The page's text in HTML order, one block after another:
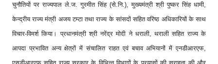
चुनौतियों पर राज्यपाल ले.ज. गुरमीत सिंह (से.नि.), मुख्यमंत्री श्री पुष्कर सिंह धामी,
केन्द्रीय राज्य मंत्री अजय टम्टा तथा राज्य के सांसदों सहित वरिष्ठ अधिकारियों के साथ
विचार-विमर्श किया। प्रधानमंत्री श्री नरेंद्र मोदी ने धराली, थराली सहित राज्य के
आपदा प्रभावित अन्य क्षेत्रों में संचालित राहत एवं बचाव अभियानों में एनडीआरएफ,